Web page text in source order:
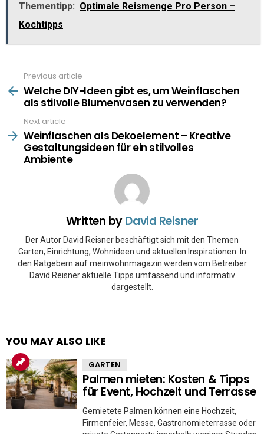
Thementipp: Optimale Reismenge Pro Person –
Kochtipps
more
Previous article
Welche DIY-Ideen gibt es, um Weinflaschen
als stilvolle Blumenvasen zu verwenden?
Next article
Weinflaschen als Dekoelement – Kreative
Gestaltungsideen für ein stilvolles
Ambiente
Written byDavid Reisner
Der Autor David Reisner beschäftigt sich mit den Themen
Garten, Einrichtung, Wohnideen und aktuellen Inspirationen. In
den Ratgebern auf meinwohnmagazin werden vom Betreiber
David Reisner aktuelle Tipps umfassend und informativ
dargestellt.
YOU MAY ALSO LIKE
GARTEN
Palmen mieten: Kosten & Tipps
für Event, Hochzeit und Terrasse
Gemietete Palmen können eine Hochzeit,
Firmenfeier, Messe, Gastronomieterrasse oder